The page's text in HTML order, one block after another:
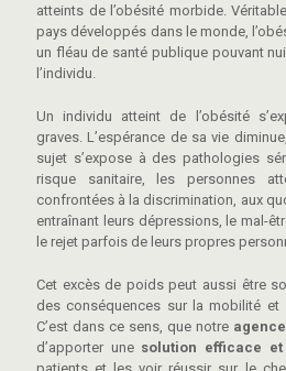
atteints de l’obésité morbide.
pays développés dans le monde,
un fléau de santé publique pouvant
l’individu.
Un individu atteint de l’obésité
graves. L’espérance de sa vie
sujet s’expose à des pathologies
risque sanitaire, les personnes
confrontées à la discrimination, aux
entraînant leurs dépressions, le mal-
le rejet parfois de leurs propres
Cet excès de poids peut aussi être
des conséquences sur la mobilité et
C’est dans ce sens, que notre
d’apporter une solution efficace